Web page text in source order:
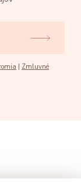
Zmluvné